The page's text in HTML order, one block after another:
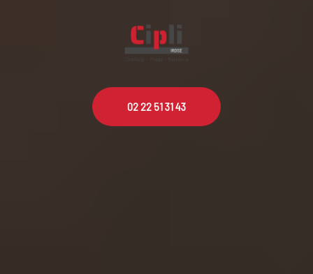
02 22 51 31 43